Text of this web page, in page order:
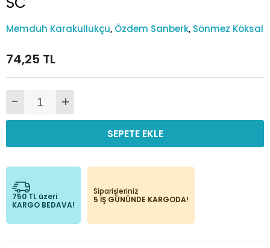
Memduh Karakullukçu, Özdem Sanberk, Sönmez Köksal
74,25 TL
- +
SEPETE EKLE
750 TL üzeri
KARGO BEDAVA!
Siparişleriniz
5 İŞ GÜNÜNDE KARGODA!